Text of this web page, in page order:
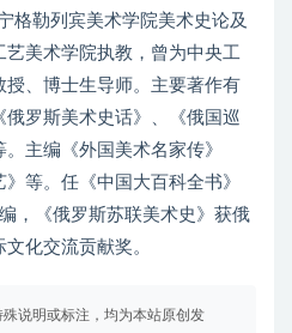
格勒列宾美术学院美术史论及
美术学院执教，曾为中央工
、博士生导师。主要著作有
俄罗斯美术史话》、《俄国巡
主编《外国美术名家传》
等。任《中国大百科全书》
，《俄罗斯苏联美术史》获俄
化交流贡献奖。
说明或标注，均为本站原创发